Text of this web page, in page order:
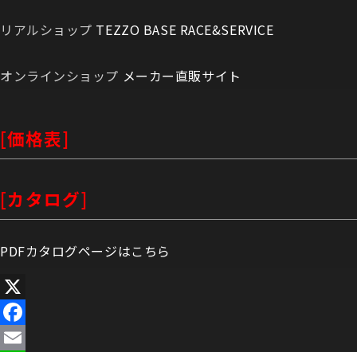
リアルショップ TEZZO BASE RACE&SERVICE
オンラインショップ メーカー直販サイト
[価格表]
[カタログ]
PDFカタログページはこちら
X
Facebook